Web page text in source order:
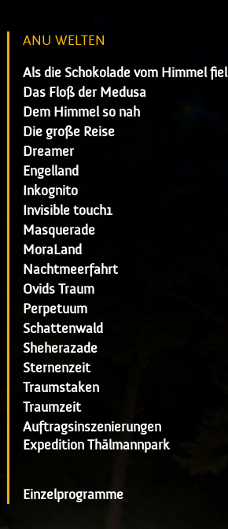
ANU WELTEN
Als die Schokolade vom Himmel fiel
Das Floß der Medusa
Dem Himmel so nah
Die große Reise
Dreamer
Engelland
Inkognito
Invisible touch1
Masquerade
MoraLand
Nachtmeerfahrt
Ovids Traum
Perpetuum
Schattenwald
Sheherazade
Sternenzeit
Traumstaken
Traumzeit
Auftragsinszenierungen
Expedition Thälmannpark
Einzelprogramme